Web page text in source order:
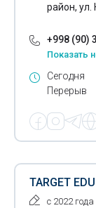
район, ул.
+998 (90)
Показать
Сегодня
Перерыв
TARGET
с 2022 года